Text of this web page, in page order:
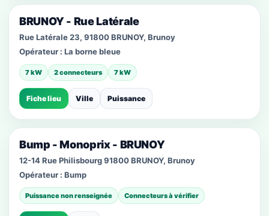
BRUNOY - Rue Latérale
Rue Latérale 23, 91800 BRUNOY, Brunoy
Opérateur : La borne bleue
7 kW 2 connecteurs 7 kW
Fiche lieu Ville Puissance
Bump - Monoprix - BRUNOY
12-14 Rue Philisbourg 91800 BRUNOY, Brunoy
Opérateur : Bump
Puissance non renseignée Connecteurs à vérifier